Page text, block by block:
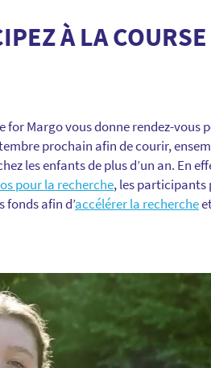
À LA
for Margo vous donne rendez-
prochain afin de courir,
les enfants de plus d’un an. En
pour la recherche, les participants
fonds afin d’accélérer la recherche